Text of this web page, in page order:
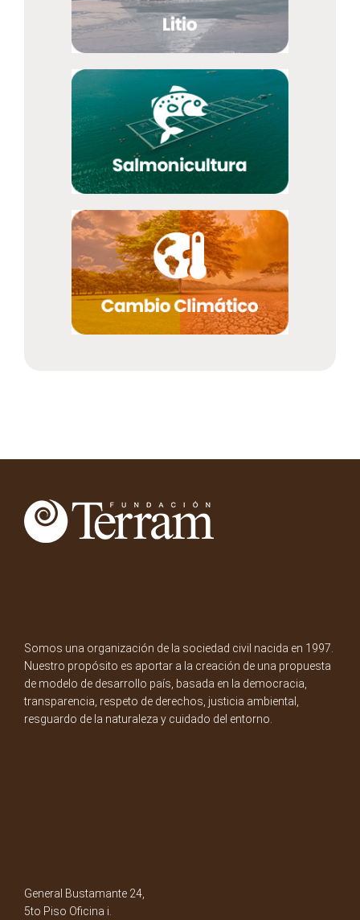
Somos una organización de la sociedad civil nacida en 1997.
Nuestro propósito es aportar a la creación de una propuesta
de modelo de desarrollo país, basada en la democracia,
transparencia, respeto de derechos, justicia ambiental,
resguardo de la naturaleza y cuidado del entorno.
General Bustamante 24,
5to Piso Oficina i.